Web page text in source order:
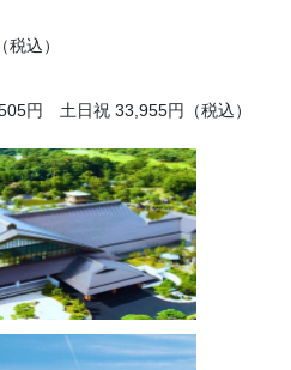
込）
円 土日祝 33,955円（税込）